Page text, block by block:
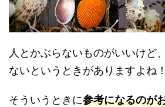
人とかぶらないものがいいけど
ないというときがありますよね！
そういうときに参考になるのが